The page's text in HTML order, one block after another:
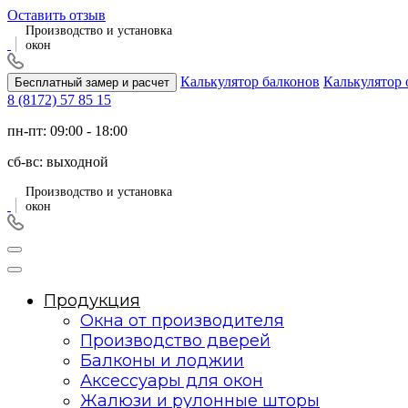
Оставить отзыв
Производство и установка
окон
Бесплатный замер и расчет Калькулятор балконов Калькулятор
8 (8172) 57 85 15
пн-пт: 09:00 - 18:00
сб-вс: выходной
Производство и установка
окон
Продукция
Окна от производителя
Производство дверей
Балконы и лоджии
Аксессуары для окон
Жалюзи и рулонные шторы